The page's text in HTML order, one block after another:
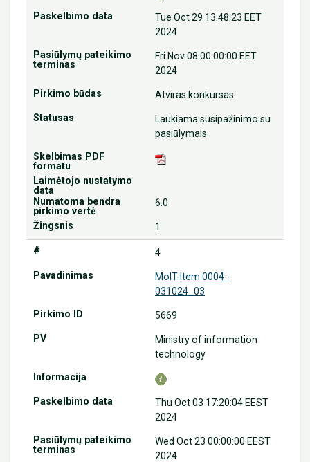
Tue Oct 29 13:48:23 EET
2024
Fri Nov 08 00:00:00 EET
2024
Atviras konkursas
Laukiama susipažinimo su
pasiūlymais
6.0
1
4
MoIT-Item 0004 -
031024_03
5669
Ministry of information
technology
Thu Oct 03 17:20:04 EEST
2024
Wed Oct 23 00:00:00 EEST
2024